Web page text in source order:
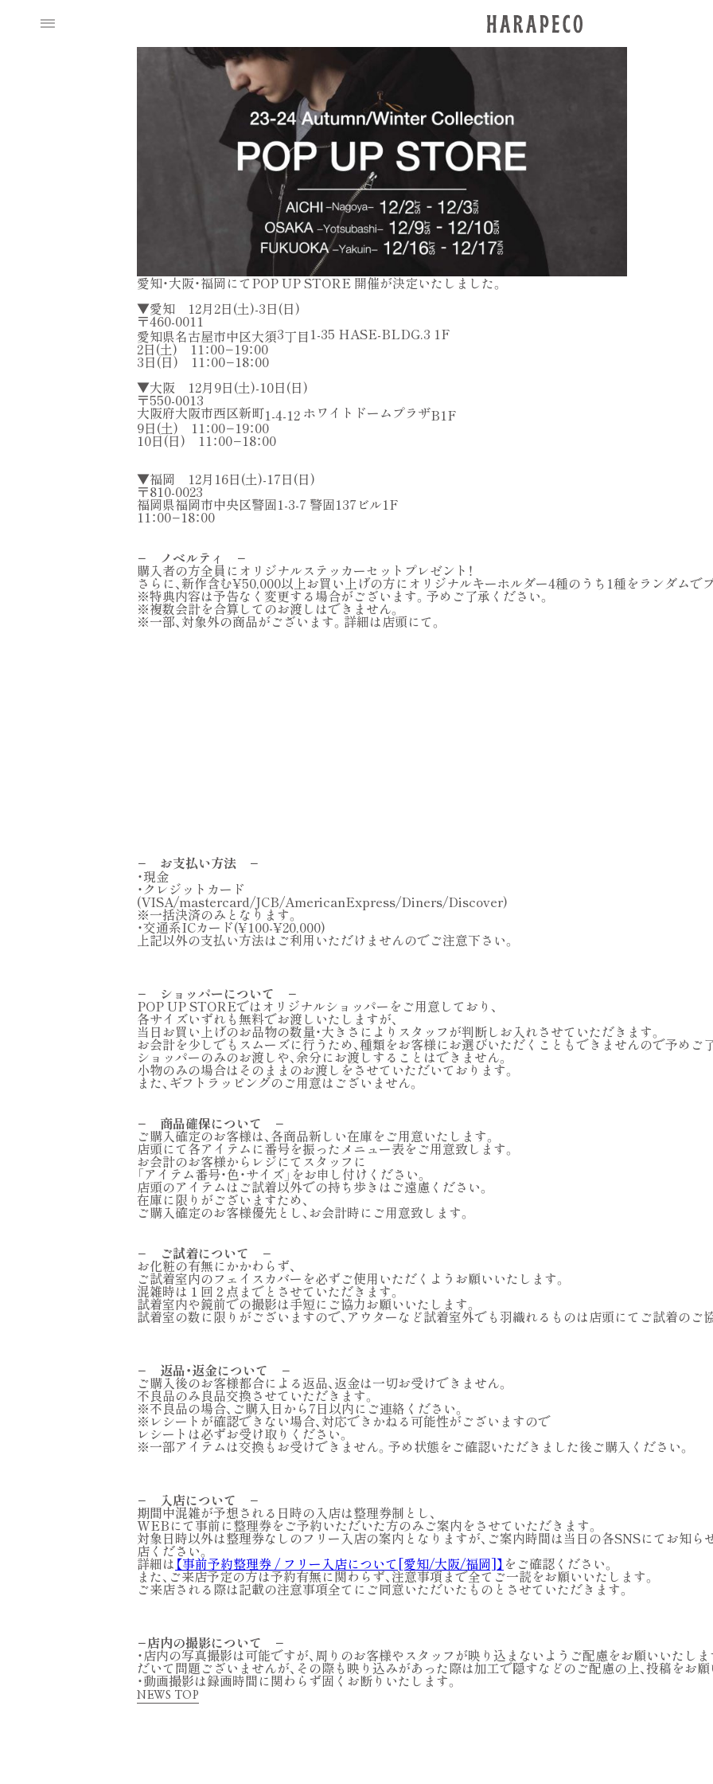
愛知・大阪・福岡にてPOP UP STORE 開催が決定いたしました。
▼愛知 12月2日(土)-3日(日)
〒460-0011
愛知県名古屋市中区大須3丁目1-35 HASE-BLDG.3 1F
2日(土) 11：00−19：00
3日(日) 11：00−18：00
▼大阪 12月9日(土)-10日(日)
〒550-0013
大阪府大阪市西区新町1-4-12 ホワイトドームプラザB1F
9日(土) 11：00−19：00
10日(日) 11：00−18：00
▼福岡 12月16日(土)-17日(日)
〒810-0023
福岡県福岡市中央区警固1-3-7 警固137ビル1F
11：00−18：00
− ノベルティ −
購入者の方全員にオリジナルステッカーセットプレゼント！
さらに、新作含む¥50,000以上お買い上げの方にオリジナルキーホルダー4種のうち1種をランダムでプ
※特典内容は予告なく変更する場合がございます。予めご了承ください。
※複数会計を合算してのお渡しはできません。
※一部、対象外の商品がございます。詳細は店頭にて。
− お支払い方法 −
・現金
・クレジットカード
(VISA/mastercard/JCB/AmericanExpress/Diners/Discover)
※一括決済のみとなります。
・交通系ICカード(¥100-¥20,000)
上記以外の支払い方法はご利用いただけませんのでご注意下さい。
− ショッパーについて −
POP UP STOREではオリジナルショッパーをご用意しており、
各サイズいずれも無料でお渡しいたしますが、
当日お買い上げのお品物の数量・大きさによりスタッフが判断しお入れさせていただきます。
お会計を少しでもスムーズに行うため、種類をお客様にお選びいただくこともできませんので予めご
ショッパーのみのお渡しや、余分にお渡しすることはできません。
小物のみの場合はそのままのお渡しをさせていただいております。
また、ギフトラッピングのご用意はございません。
− 商品確保について −
ご購入確定のお客様は、各商品新しい在庫をご用意いたします。
店頭にて各アイテムに番号を振ったメニュー表をご用意致します。
お会計のお客様からレジにてスタッフに
「アイテム番号・色・サイズ」をお申し付けください。
店頭のアイテムはご試着以外での持ち歩きはご遠慮ください。
在庫に限りがございますため、
ご購入確定のお客様優先とし、お会計時にご用意致します。
− ご試着について −
お化粧の有無にかかわらず、
ご試着室内のフェイスカバーを必ずご使用いただくようお願いいたします。
混雑時は１回２点までとさせていただきます。
試着室内や鏡前での撮影は手短にご協力お願いいたします。
試着室の数に限りがございますので、アウターなど試着室外でも羽織れるものは店頭にてご試着のご
− 返品・返金について −
ご購入後のお客様都合による返品、返金は一切お受けできません。
不良品のみ良品交換させていただきます。
※不良品の場合、ご購入日から7日以内にご連絡ください。
※レシートが確認できない場合、対応できかねる可能性がございますので
レシートは必ずお受け取りください。
※一部アイテムは交換もお受けできません。予め状態をご確認いただきました後ご購入ください。
− 入店について −
期間中混雑が予想される日時の入店は整理券制とし、
WEBにて事前に整理券をご予約いただいた方のみご案内をさせていただきます。
対象日時以外は整理券なしのフリー入店の案内となりますが、ご案内時間は当日の各SNSにてお知
店ください。
詳細は 【事前予約整理券 / フリー入店について[愛知/大阪/福岡]】 をご確認ください。
また、ご来店予定の方は予約有無に関わらず、注意事項まで全てご一読をお願いいたします。
ご来店される際は記載の注意事項全てにご同意いただいたものとさせていただきます。
−店内の撮影について −
・店内の写真撮影は可能ですが、周りのお客様やスタッフが映り込まないようご配慮をお願いいたし
だいて問題ございませんが、その際も映り込みがあった際は加工で隠すなどのご配慮の上、投稿をお願
・動画撮影は録画時間に関わらず固くお断りいたします。
NEWS TOP